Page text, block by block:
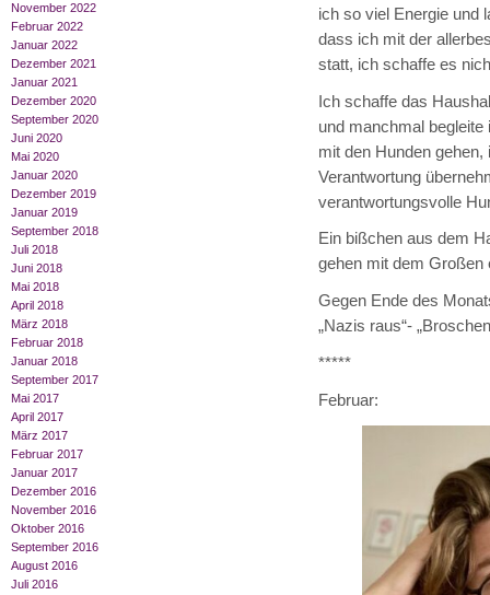
November 2022
Februar 2022
Januar 2022
Dezember 2021
Januar 2021
Dezember 2020
September 2020
Juni 2020
Mai 2020
Januar 2020
Dezember 2019
Januar 2019
September 2018
Juli 2018
Juni 2018
Mai 2018
April 2018
März 2018
Februar 2018
Januar 2018
September 2017
Mai 2017
April 2017
März 2017
Februar 2017
Januar 2017
Dezember 2016
November 2016
Oktober 2016
September 2016
August 2016
Juli 2016
ich so viel Energie und
dass ich mit der
statt, ich schaffe es
Ich schaffe das
und manchmal begleite
mit den Hunden
Verantwortung
verantwortungsvolle
Ein bißchen aus dem
gehen mit dem Großen
Gegen Ende des
„Nazis raus“-
*****
Februar: